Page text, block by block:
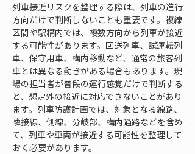
列車接近リスクを整理する際は、列車の進行
方向だけで判断しないことも重要です。複線
区間や駅構内では、複数方向から列車が接近
する可能性があります。回送列車、試運転列
車、保守用車、構内移動など、通常の旅客列
車とは異なる動きがある場合もあります。現
場の担当者が普段の運行感覚だけで判断する
と、想定外の接近に対応できないことがあり
ます。列車防護計画では、対象となる線路、
隣接線、側線、分岐部、構内通路などを含め
て、列車や車両が接近する可能性を整理して
おく必要があります。